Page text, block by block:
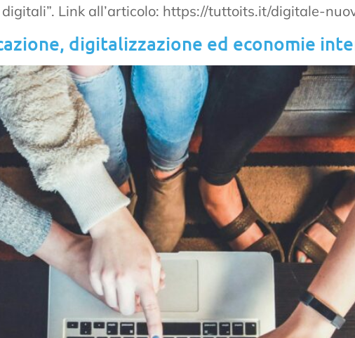
Link all’articolo: https://tuttoits.it/digitale-
digitalizzazione ed economie